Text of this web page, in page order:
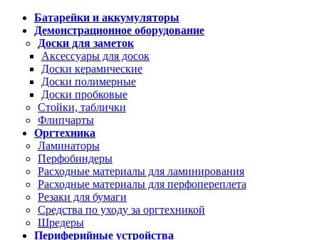
Батарейки и аккумуляторы
Демонстрационное оборудование
Доски для заметок
Аксессуары для досок
Доски керамические
Доски полимерные
Доски пробковые
Стойки, таблички
Флипчарты
Оргтехника
Ламинаторы
Перфобиндеры
Расходные материалы для ламинирования
Расходные материалы для перфопереплета
Резаки для бумаги
Средства по уходу за оргтехникой
Шредеры
Периферийные устройства